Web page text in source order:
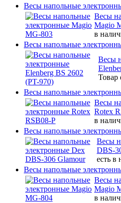
Весы напольные
Весы
Magio
в
Весы напольные
Весы
Товар
Весы напольные
Весы
Rotex
в
Весы напольные
Весы
DBS-
есть в
Весы напольные
Весы
Magio
в